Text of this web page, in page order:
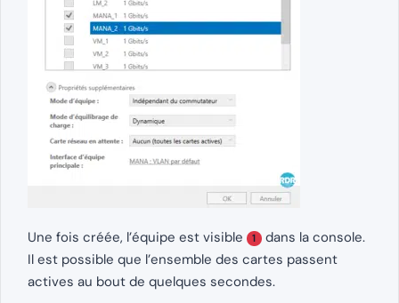
Une fois créée, l’équipe est visible 1 dans la console.
Il est possible que l’ensemble des cartes passent
actives au bout de quelques secondes.